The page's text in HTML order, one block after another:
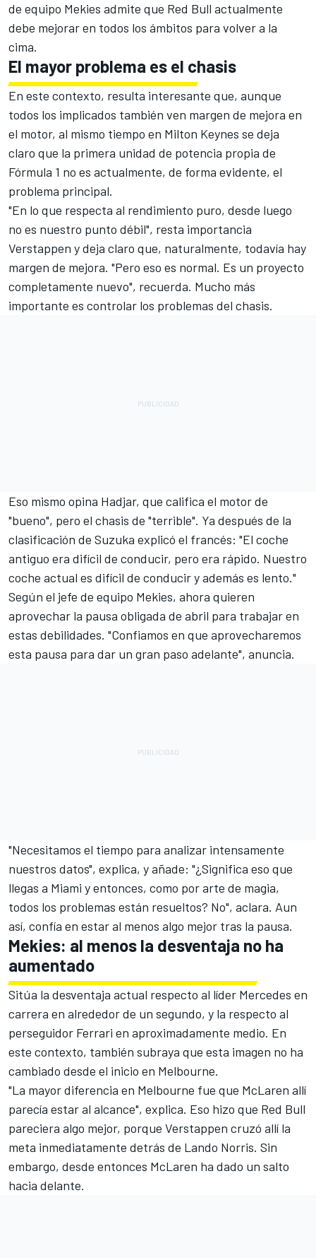
de equipo Mekies admite que Red Bull actualmente
debe mejorar en todos los ámbitos para volver a la
cima.
El mayor problema es el chasis
En este contexto, resulta interesante que, aunque
todos los implicados también ven margen de mejora en
el motor, al mismo tiempo en Milton Keynes se deja
claro que la primera unidad de potencia propia de
Fórmula 1 no es actualmente, de forma evidente, el
problema principal.
"En lo que respecta al rendimiento puro, desde luego
no es nuestro punto débil", resta importancia
Verstappen y deja claro que, naturalmente, todavía hay
margen de mejora. "Pero eso es normal. Es un proyecto
completamente nuevo", recuerda. Mucho más
importante es controlar los problemas del chasis.
Eso mismo opina Hadjar, que califica el motor de
"bueno", pero el chasis de "terrible". Ya después de la
clasificación de Suzuka explicó el francés: "El coche
antiguo era difícil de conducir, pero era rápido. Nuestro
coche actual es difícil de conducir y además es lento."
Según el jefe de equipo Mekies, ahora quieren
aprovechar la pausa obligada de abril para trabajar en
estas debilidades. "Confiamos en que aprovecharemos
esta pausa para dar un gran paso adelante", anuncia.
"Necesitamos el tiempo para analizar intensamente
nuestros datos", explica, y añade: "¿Significa eso que
llegas a Miami y entonces, como por arte de magia,
todos los problemas están resueltos? No", aclara. Aun
así, confía en estar al menos algo mejor tras la pausa.
Mekies: al menos la desventaja no ha
aumentado
Sitúa la desventaja actual respecto al líder Mercedes en
carrera en alrededor de un segundo, y la respecto al
perseguidor Ferrari en aproximadamente medio. En
este contexto, también subraya que esta imagen no ha
cambiado desde el inicio en Melbourne.
"La mayor diferencia en Melbourne fue que McLaren allí
parecía estar al alcance", explica. Eso hizo que Red Bull
pareciera algo mejor, porque Verstappen cruzó allí la
meta inmediatamente detrás de Lando Norris. Sin
embargo, desde entonces McLaren ha dado un salto
hacia delante.